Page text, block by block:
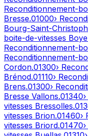
Reconditionnement-
Bresse.01000›
Bourg-Saint-
boite-de-vitesses
Reconditionnement-
Reconditionnement-
Cordon.01300›
Brénod.01110›
Brens.01300›
Bresse Vallons.01340
vitesses Bressolles.
vitesses Brion.01460›
vitesses Briord.01470